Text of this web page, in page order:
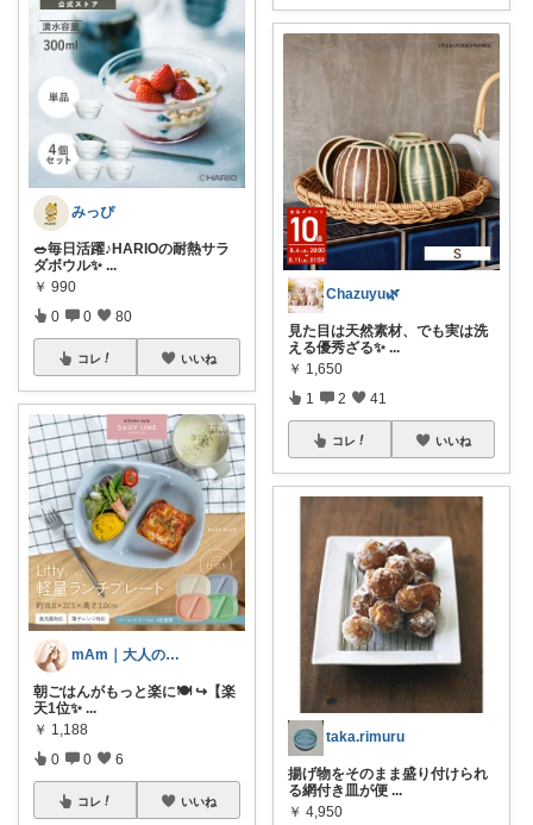
みっぴ
🥗毎日活躍♪HARIOの耐熱サラ
ダボウル✨ ...
￥ 990
0 0 80
コレ いいね
mAm｜大人のご褒美セレクト
朝ごはんがもっと楽に🍽️ ↪︎【楽
天1位✨ ...
￥ 1,188
0 0 6
コレ いいね
Chazuyu🌿
見た目は天然素材、でも実は洗
える優秀ざる✨ ...
￥ 1,650
1 2 41
コレ いいね
taka.rimuru
揚げ物をそのまま盛り付けられ
る網付き皿が便 ...
￥ 4,950